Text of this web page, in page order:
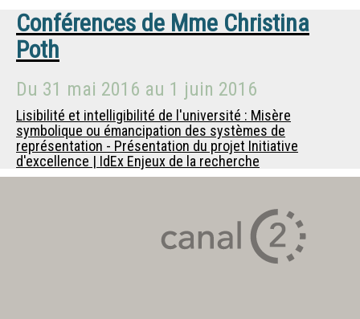
Conférences de Mme Christina
Poth
Du 31 mai 2016 au 1 juin 2016
Lisibilité et intelligibilité de l'université : Misère
symbolique ou émancipation des systèmes de
représentation - Présentation du projet Initiative
d'excellence | IdEx Enjeux de la recherche